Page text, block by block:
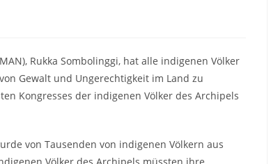
Rukka Sombolinggi, hat alle indigenen Völker
Gewalt und Ungerechtigkeit im Land zu
Kongresses der indigenen Völker des Archipels
von Tausenden von indigenen Völkern aus